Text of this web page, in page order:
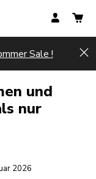
Sale !
und
nur
2026